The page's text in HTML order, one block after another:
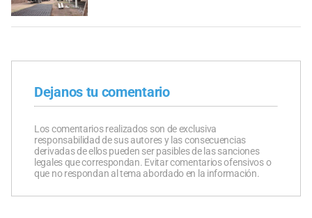
Dejanos tu comentario
Los comentarios realizados son de exclusiva
responsabilidad de sus autores y las consecuencias
derivadas de ellos pueden ser pasibles de las sanciones
legales que correspondan. Evitar comentarios ofensivos o
que no respondan al tema abordado en la información.